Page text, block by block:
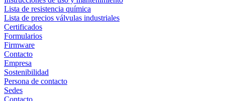
Lista de resistencia química
Lista de precios válvulas industriales
Certificados
Formularios
Firmware
Contacto
Empresa
Sostenibilidad
Persona de contacto
Sedes